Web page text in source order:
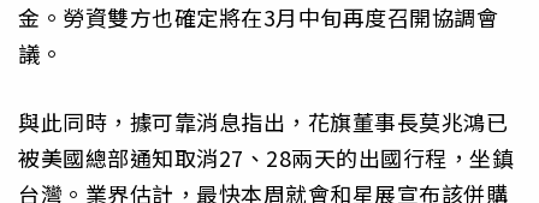
金。勞資雙方也確定將在3月中旬再度召開協調會
議。
與此同時，據可靠消息指出，花旗董事長莫兆鴻已
被美國總部通知取消27、28兩天的出國行程，坐鎮
台灣。業界估計，最快本周就會和星展宣布該併購